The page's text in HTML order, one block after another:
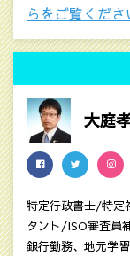
らをご覧くださ
大庭
特定行政書士/特定
タント/ISO審査員
銀行勤務、地元学